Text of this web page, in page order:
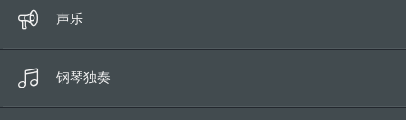
全部
史诗/冒险
喜剧
声乐
钢琴独奏